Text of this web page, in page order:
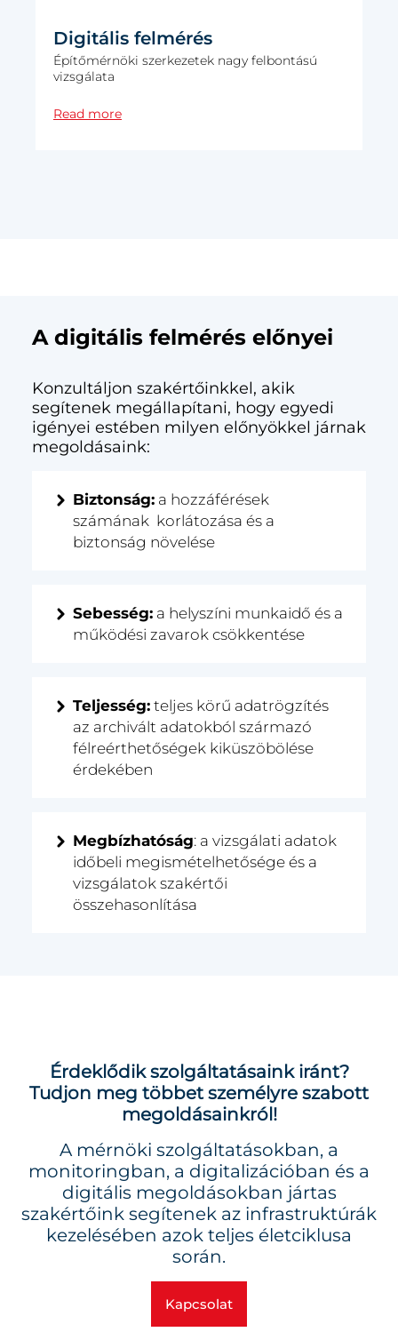
Digitális felmérés
Építőmérnöki szerkezetek nagy felbontású
vizsgálata
Read moreDIGITÁLIS FELMÉRÉS
A digitális felmérés előnyei
Konzultáljon szakértőinkkel, akik
segítenek megállapítani, hogy egyedi
igényei estében milyen előnyökkel járnak
megoldásaink:
Biztonság: a hozzáférések
számának korlátozása és a
biztonság növelése
Sebesség: a helyszíni munkaidő és a
működési zavarok csökkentése
Teljesség: teljes körű adatrögzítés
az archivált adatokból származó
félreérthetőségek kiküszöbölése
érdekében
Megbízhatóság: a vizsgálati adatok
időbeli megismételhetősége és a
vizsgálatok szakértői
összehasonlítása
Érdeklődik szolgáltatásaink iránt?
Tudjon meg többet személyre szabott
megoldásainkról!
A mérnöki szolgáltatásokban, a
monitoringban, a digitalizációban és a
digitális megoldásokban jártas
szakértőink segítenek az infrastruktúrák
kezelésében azok teljes életciklusa
során.
Kapcsolat